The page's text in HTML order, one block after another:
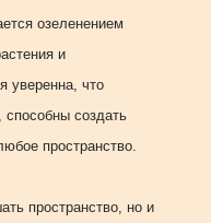
озеленением
и
уверенна, что
способны создать
пространство.
пространство, но и